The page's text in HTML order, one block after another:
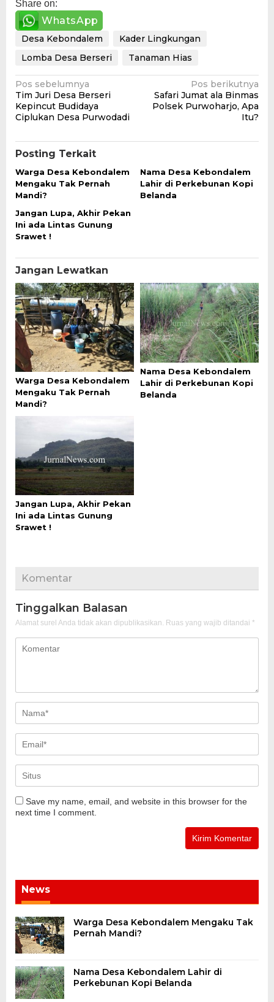
Share on:
WhatsApp
Desa Kebondalem
Kader Lingkungan
Lomba Desa Berseri
Tanaman Hias
Navigasi
pos
Pos sebelumnya
Tim Juri Desa Berseri
Kepincut Budidaya
Ciplukan Desa Purwodadi
Pos berikutnya
Safari Jumat ala Binmas
Polsek Purwoharjo, Apa
Itu?
Posting Terkait
Warga Desa Kebondalem
Mengaku Tak Pernah
Mandi?
Nama Desa Kebondalem
Lahir di Perkebunan Kopi
Belanda
Jangan Lupa, Akhir Pekan
Ini ada Lintas Gunung
Srawet !
Jangan Lewatkan
Warga Desa Kebondalem
Mengaku Tak Pernah
Mandi?
Nama Desa Kebondalem
Lahir di Perkebunan Kopi
Belanda
Jangan Lupa, Akhir Pekan
Ini ada Lintas Gunung
Srawet !
Komentar
Tinggalkan Balasan
Alamat surel Anda tidak akan dipublikasikan. Ruas yang wajib ditandai *
Save my name, email, and website in this browser for the
next time I comment.
News
Warga Desa Kebondalem Mengaku Tak
Pernah Mandi?
Nama Desa Kebondalem Lahir di
Perkebunan Kopi Belanda